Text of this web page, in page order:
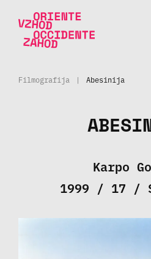
Filmografija | Abesinija
Karpo
1999 / 17 /